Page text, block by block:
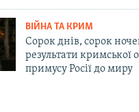
ВІЙНА ТА КРИМ
Сорок днів, сорок
результати кримської
примусу Росії до миру